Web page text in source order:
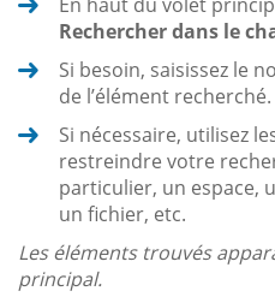
Rechercher dans le
Si besoin, saisissez le
de l’élément recherché.
Si nécessaire, utilisez
restreindre votre
particulier, un espace,
un fichier, etc.
Les éléments trouvés
principal.